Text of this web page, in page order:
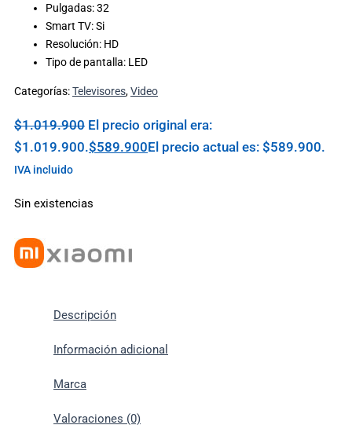
Pulgadas: 32
Smart TV: Si
Resolución: HD
Tipo de pantalla: LED
Categorías:Televisores,Video
$1.019.900 El precio original era:
$1.019.900.$589.900El precio actual es: $589.900.
IVA incluido
Sin existencias
Descripción
Información adicional
Marca
Valoraciones (0)